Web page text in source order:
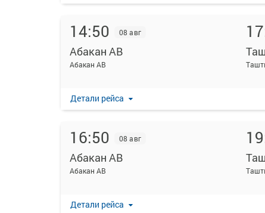
14:50 08 авг
Абакан АВ
Абакан АВ
Детали рейса
16:50 08 авг
Абакан АВ
Абакан АВ
Детали рейса